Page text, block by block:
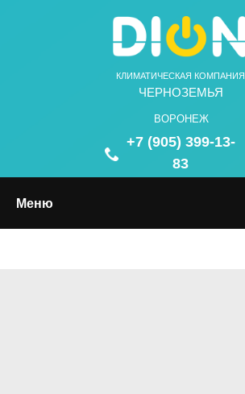
+7 (905) 399-13-
83
КЛИМАТИЧЕСКАЯ КОМПАНИЯ
ЧЕРНОЗЕМЬЯ
ВОРОНЕЖ
Меню